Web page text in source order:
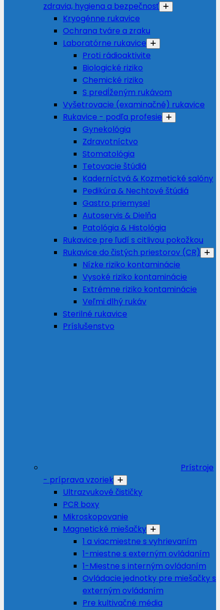
zdravia, hygiena a bezpečnosť
Kryogénne rukavice
Ochrana tváre a zraku
Laboratórne rukavice
Proti rádioaktivite
Biologické riziko
Chemické riziko
S predĺženým rukávom
Vyšetrovacie (examinačné) rukavice
Rukavice - podľa profesie
Gynekológia
Zdravotníctvo
Stomatológia
Tetovacie štúdiá
Kaderníctvá & Kozmetické salóny
Pedikúra & Nechtové štúdiá
Gastro priemysel
Autoservis & Dielňa
Patológia & Histológia
Rukavice pre ľudí s citlivou pokožkou
Rukavice do čistých priestorov (CR)
Nízke riziko kontaminácie
Vysoké riziko kontaminácie
Extrémne riziko kontaminácie
Veľmi dlhý rukáv
Sterilné rukavice
Príslušenstvo
Prístroje
- príprava vzoriek
Ultrazvukové čističky
PCR boxy
Mikroskopovanie
Magnetické miešačky
1 a viacmiestne s vyhrievaním
1-miestne s externým ovládaním
1-Miestne s interným ovládaním
Ovládacie jednotky pre miešačky s
externým ovládaním
Pre kultivačné média